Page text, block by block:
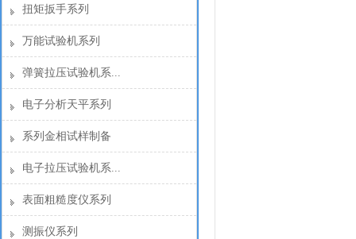
扭矩扳手系列
万能试验机系列
弹簧拉压试验机系...
电子分析天平系列
系列金相试样制备
电子拉压试验机系...
表面粗糙度仪系列
测振仪系列